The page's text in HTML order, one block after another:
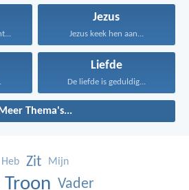
Jezus
Jezus keek hen aan...
Liefde
De liefde is geduldig...
Thema's...
Heb Zit Mijn
Troon Vader